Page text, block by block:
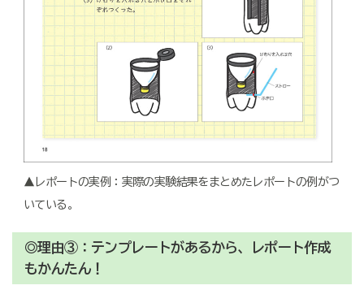
▲レポートの実例：実際の実験結果をまとめたレポートの例がつ
いている。
◎理由③：テンプレートがあるから、レポート作成
もかんたん！